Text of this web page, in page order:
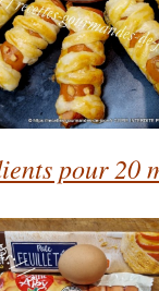
pour 20